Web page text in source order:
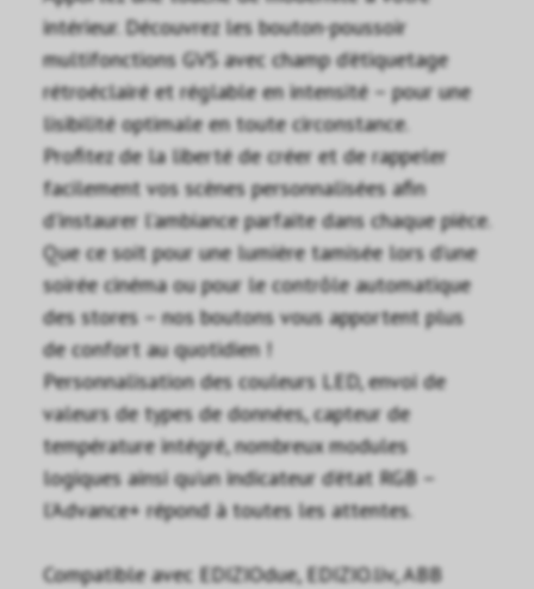
intérieur. Découvrez les bouton-poussoir
multifonctions GVS avec champ d’étiquetage
rétroéclairé et réglable en intensité – pour une
lisibilité optimale en toute circonstance.
Profitez de la liberté de créer et de rappeler
facilement vos scènes personnalisées afin
d’instaurer l’ambiance parfaite dans chaque pièce.
Que ce soit pour une lumière tamisée lors d’une
soirée cinéma ou pour le contrôle automatique
des stores – nos boutons vous apportent plus
de confort au quotidien !
Personnalisation des couleurs LED, envoi de
valeurs de types de données, capteur de
température intégré, nombreux modules
logiques ainsi qu’un indicateur d’état RGB –
l’Advance+ répond à toutes les attentes.
Compatible avec EDIZIOdue, EDIZIO.liv, ABB